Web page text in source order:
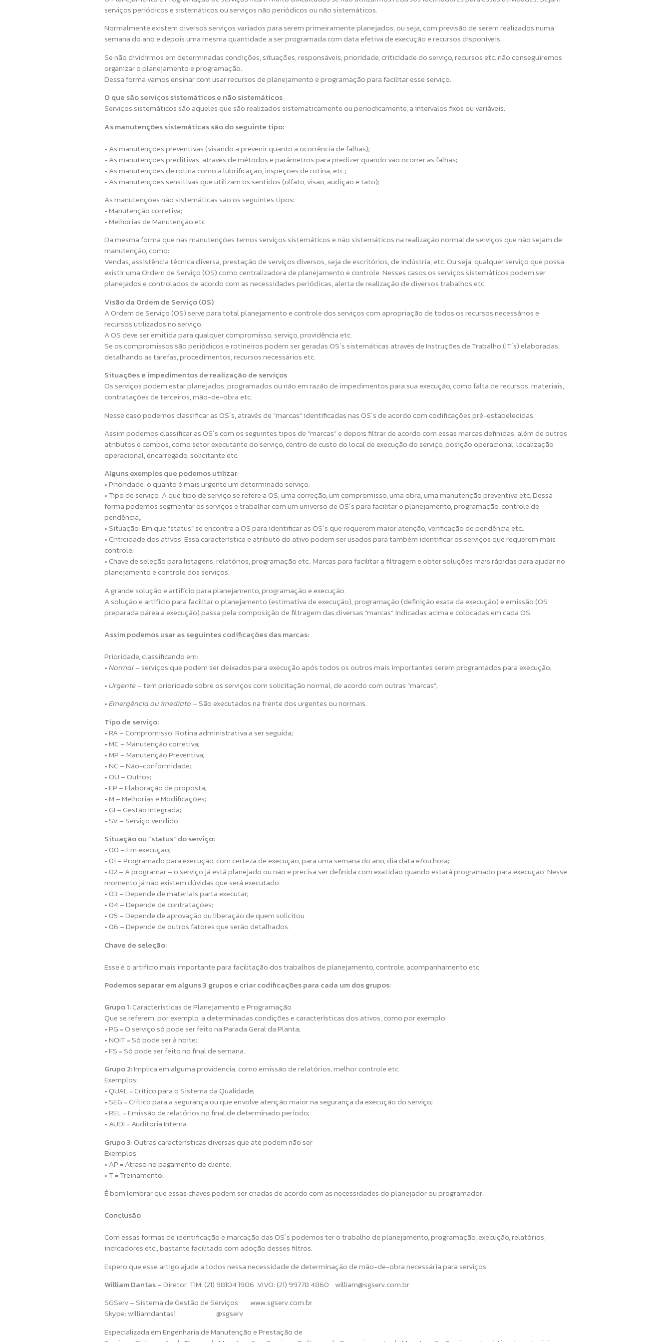
serviços periódicos e sistemáticos ou serviços não periódicos ou não sistemáticos.
Normalmente existem diversos serviços variados para serem primeiramente planejados, ou seja, com previsão de serem realizados numa
semana do ano e depois uma mesma quantidade a ser programada com data efetiva de execução e recursos disponíveis.
Se não dividirmos em determinadas condições, situações, responsáveis, prioridade, criticidade do serviço, recursos etc. não conseguiremos
organizar o planejamento e programação.
Dessa forma vamos ensinar com usar recursos de planejamento e programação para facilitar esse serviço.
O que são serviços sistemáticos e não sistemáticos
Serviços sistemáticos são aqueles que são realizados sistematicamente ou periodicamente, a intervalos fixos ou variáveis.
As manutenções sistemáticas são do seguinte tipo:
• As manutenções preventivas (visando a prevenir quanto a ocorrência de falhas);
• As manutenções preditivas, através de métodos e parâmetros para predizer quando vão ocorrer as falhas;
• As manutenções de rotina como a lubrificação, inspeções de rotina, etc.;
• As manutenções sensitivas que utilizam os sentidos (olfato, visão, audição e tato);
As manutenções não sistemáticas são os seguintes tipos:
• Manutenção corretiva;
• Melhorias de Manutenção etc.
Da mesma forma que nas manutenções temos serviços sistemáticos e não sistemáticos na realização normal de serviços que não sejam de
manutenção, como:
Vendas, assistência técnica diversa, prestação de serviços diversos, seja de escritórios, de indústria, etc. Ou seja, qualquer serviço que possa
existir uma Ordem de Serviço (OS) como centralizadora de planejamento e controle. Nesses casos os serviços sistemáticos podem ser
planejados e controlados de acordo com as necessidades periódicas, alerta de realização de diversos trabalhos etc.
Visão da Ordem de Serviço (OS)
A Ordem de Serviço (OS) serve para total planejamento e controle dos serviços com apropriação de todos os recursos necessários e
recursos utilizados no serviço.
A OS deve ser emitida para qualquer compromisso, serviço, providência etc.
Se os compromissos são periódicos e rotineiros podem ser geradas OS´s sistemáticas através de Instruções de Trabalho (IT´s) elaboradas,
detalhando as tarefas, procedimentos, recursos necessários etc.
Situações e impedimentos de realização de serviços
Os serviços podem estar planejados, programados ou não em razão de impedimentos para sua execução, como falta de recursos, materiais,
contratações de terceiros, mão-de-obra etc.
Nesse caso podemos classificar as OS´s, através de “marcas” identificadas nas OS´s de acordo com codificações pré-estabelecidas.
Assim podemos classificar as OS´s com os seguintes tipos de “marcas” e depois filtrar de acordo com essas marcas definidas, além de outros
atributos e campos, como setor executante do serviço, centro de custo do local de execução do serviço, posição operacional, localização
operacional, encarregado, solicitante etc.
Alguns exemplos que podemos utilizar:
• Prioridade: o quanto é mais urgente um determinado serviço;
• Tipo de serviço: A que tipo de serviço se refere a OS, uma correção, um compromisso, uma obra, uma manutenção preventiva etc. Dessa
forma podemos segmentar os serviços e trabalhar com um universo de OS´s para facilitar o planejamento, programação, controle de
pendência,;
• Situação: Em que “status” se encontra a OS para identificar as OS´s que requerem maior atenção, verificação de pendência etc.;
• Criticidade dos ativos: Essa característica e atributo do ativo podem ser usados para também identificar os serviços que requerem mais
controle;
• Chave de seleção para listagens, relatórios, programação etc.: Marcas para facilitar a filtragem e obter soluções mais rápidas para ajudar no
planejamento e controle dos serviços.
A grande solução e artifício para planejamento, programação e execução.
A solução e artifício para facilitar o planejamento (estimativa de execução), programação (definição exata da execução) e emissão (OS
preparada párea a execução) passa pela composição de filtragem das diversas ”marcas” indicadas acima e colocadas em cada OS.
Assim podemos usar as seguintes codificações das marcas:
Prioridade, classificando em:
•Normal – serviços que podem ser deixados para execução após todos os outros mais importantes serem programados para execução;
•Urgente –tem prioridade sobre os serviços com solicitação normal, de acordo com outras “marcas”;
•Emergência ou imediato – São executados na frente dos urgentes ou normais.
Tipo de serviço:
• RA – Compromisso: Rotina administrativa a ser seguida;
• MC – Manutenção corretiva;
• MP – Manutenção Preventiva;
• NC – Não-conformidade;
• OU – Outros;
• EP – Elaboração de proposta;
• M – Melhorias e Modificações;
• GI – Gestão Integrada;
• SV – Serviço vendido
Situação ou “status” do serviço:
• 00 – Em execução;
• 01 – Programado para execução, com certeza de execução, para uma semana do ano, dia data e/ou hora;
• 02 – A programar – o serviço já está planejado ou não e precisa ser definida com exatidão quando estará programado para execução. Nesse
momento já não existem dúvidas que será executado.
• 03 – Depende de materiais parta executar;
• 04 – Depende de contratações;
• 05 – Depende de aprovação ou liberação de quem solicitou
• 06 – Depende de outros fatores que serão detalhados.
Chave de seleção:
Esse é o artifício mais importante para facilitação dos trabalhos de planejamento, controle, acompanhamento etc.
Podemos separar em alguns 3 grupos e criar codificações para cada um dos grupos:
Grupo 1:Características de Planejamento e Programação
Que se referem, por exemplo, a determinadas condições e características dos ativos, como por exemplo:
• PG = O serviço só pode ser feito na Parada Geral da Planta;
• NOIT = Só pode ser à noite;
• FS = Só pode ser feito no final de semana.
Grupo 2:Implica em alguma providencia, como emissão de relatórios, melhor controle etc.
Exemplos:
• QUAL = Crítico para o Sistema da Qualidade;
• SEG = Crítico para a segurança ou que envolve atenção maior na segurança da execução do serviço;
• REL = Emissão de relatórios no final de determinado período;
• AUDI = Auditoria Interna.
Grupo 3:Outras características diversas que até podem não ser
Exemplos:
• AP = Atraso no pagamento de cliente;
• T = Treinamento.
É bom lembrar que essas chaves podem ser criadas de acordo com as necessidades do planejador ou programador.
Conclusão
Com essas formas de identificação e marcação das OS`s podemos ter o trabalho de planejamento, programação, execução, relatórios,
indicadores etc., bastante facilitado com adoção desses filtros.
Espero que esse artigo ajude a todos nessa necessidade de determinação de mão-de-obra necessária para serviços.
William Dantas –Diretor TIM: (21) 98104 1906 VIVO: (21) 99778 4860 william@sgserv.com.br
SGServ – Sistema de Gestão de Serviços www.sgserv.com.br
Skype: williamdantas1 @sgserv
Especializada em Engenharia de Manutenção e Prestação de